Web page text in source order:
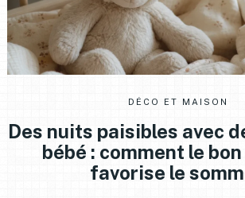
DÉCO ET MAISON
Des nuits paisibles avec
bébé : comment le
favorise le